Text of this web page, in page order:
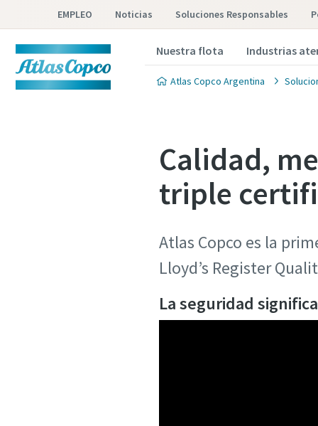
EMPLEO Noticias Soluciones Responsables
Nuestra flota Industrias
Atlas Copco Argentina
Calidad,
triple
Atlas Copco es la
Lloyd’s Register
La seguridad